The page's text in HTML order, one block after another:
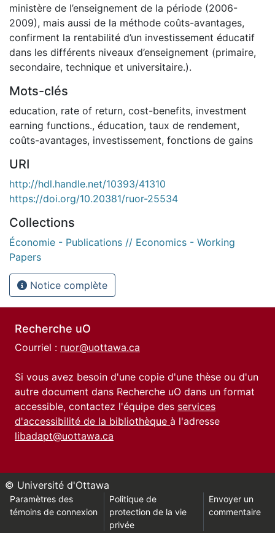
ministère de l’enseignement de la période (2006-
2009), mais aussi de la méthode coûts-avantages,
confirment la rentabilité d’un investissement éducatif
dans les différents niveaux d’enseignement (primaire,
secondaire, technique et universitaire.).
Mots-clés
education, rate of return, cost-benefits, investment
earning functions., éducation, taux de rendement,
coûts-avantages, investissement, fonctions de gains
URI
http://hdl.handle.net/10393/41310
https://doi.org/10.20381/ruor-25534
Collections
Économie - Publications // Economics - Working
Papers
Notice complète
Recherche uO
Courriel : ruor@uottawa.ca
Si vous avez besoin d'une copie d'une thèse ou d'un
autre document dans Recherche uO dans un format
accessible, contactez l'équipe des services
d'accessibilité de la bibliothèque à l'adresse
libadapt@uottawa.ca
© Université d'Ottawa
Paramètres des
témoins de connexion
Politique de
protection de la vie
privée
Envoyer un
commentaire